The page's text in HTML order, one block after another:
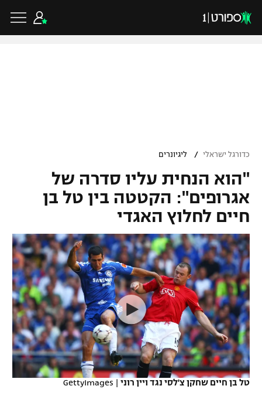
VOD
רץ ברשת
תוצאות
גביע הטוטו
ליגיונרים
גביע המדינה
נבחרת ישראל
מכבי חיפה
בית"ר ירושלים
מכבי תל אביב
הפועל תל אביב
ליגת האלופות
ליגה אירופית
ליגה אנגלית
ליגה גרמנית
ליגה ספרדית
ליגה איטלקית
ליגה צרפתית
ליגה הולנדית
כדורסל ישראלי
ליגת ווינר סל
ליגה לאומית
כדורסל נשים
מכבי תל אביב
הפועל חולון
הפועל ירושלים
דני אבדיה
כדורסל עולמי
NBA
יורוליג
יורוקאפ
ענפים נוספים
טניס
כדוריד
כדורעף
שחייה
כדורגל ישראלי / ליגיונרים
"הוא הנחית עליו סדרה של
אגרופים": הקטטה בין טל בן
חיים לחלוץ האגדי
טל בן חיים שחקן צ'לסי נגד ויין רוני |
GettyImages